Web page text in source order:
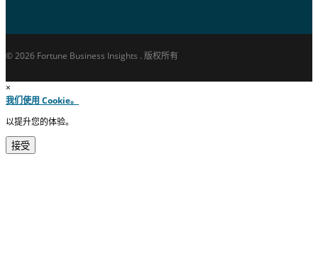
© 2026 Fortune Business Insights . 版权所有
×
我们使用 Cookie。
以提升您的体验。
接受